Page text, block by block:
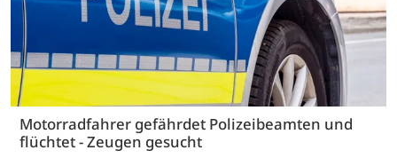
Motorradfahrer gefährdet Polizeibeamten und
flüchtet - Zeugen gesucht